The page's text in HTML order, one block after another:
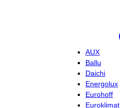
AUX
Ballu
Daichi
Energolux
Eurohoff
Euroklimat